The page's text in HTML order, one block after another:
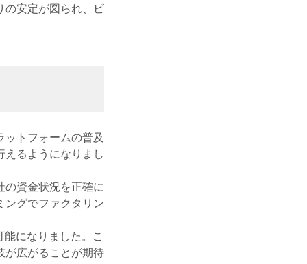
の安定が図られ、ビ
トフォームの普及
るようになりまし
の資金状況を正確に
ングでファクタリン
になりました。こ
が広がることが期待